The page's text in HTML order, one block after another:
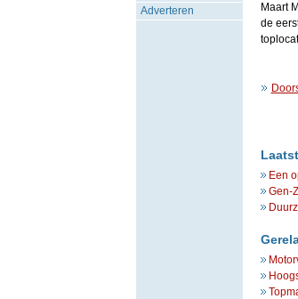
Adverteren
Maart
de
Een
Gen-